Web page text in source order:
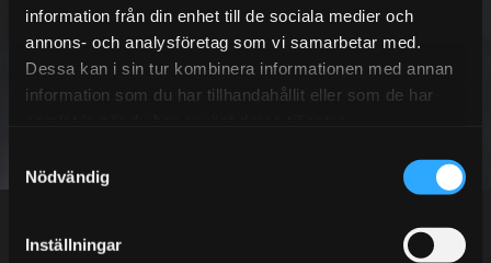
information från din enhet till de sociala medier och
annons- och analysföretag som vi samarbetar med.
Dessa kan i sin tur kombinera informationen med annan
information som du har tillhandahållit eller som de har
Nödvändig
Inställningar
Dina personuppgifter behandlas i enlighet med vår integritetspolicy .